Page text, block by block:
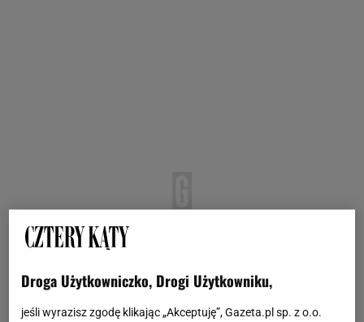
Droga Użytkowniczko, Drogi Użytkowniku,
jeśli wyrazisz zgodę klikając „Akceptuję”, Gazeta.pl sp. z o.o.